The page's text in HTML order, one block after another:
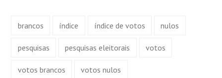
brancos índice índice de votos nulos
pesquisas pesquisas eleitorais votos
votos brancos votos nulos